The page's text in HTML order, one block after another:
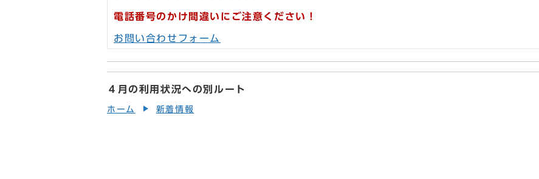
電話番号のかけ間違いにご注意ください！
お問い合わせフォーム
４月の利用状況への別ルート
ホーム 新着情報